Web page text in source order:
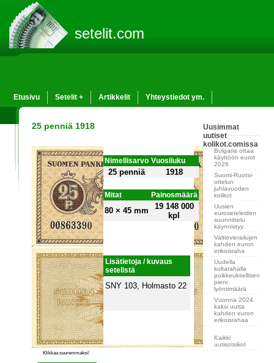
setelit.com
Etusivu Setelit + Artikkelit Yhteystiedot ym.
25 penniä 1918
Klikkaa suuremmaksi!
Nimellisarvo Vuosiluku
25 penniä 1918
Mitat Painosmäärä
80 × 45 mm
19 148 000
kpl
Lisätietoja / kuvaus
setelistä
SNY 103, Holmasto 22
Uusimmat
uutiset
kolikot.comissa
Bulgaria ottaa
käyttöön eurot
2026
Suomi-Ruotsi-
ottelun
juhlavuoden
kolikot
Uusien
euroseteleiden
suunnittelu
käynnistyy
Valtiovierailujen
kahden euron
erikoisraha
Uudella
kultarahalla
poikkeuksellisen
pieni
lyöntimäärä
Vuonna 2024
kaksi uutta
kahden euron
erikoisrahaa
Kaikki
uutisotsikot